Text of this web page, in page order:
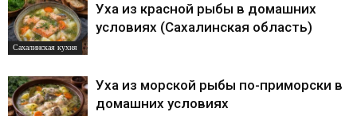
Сахалинская кухня
Уха из красной рыбы в домашних
условиях (Сахалинская область)
Уха из морской рыбы по-приморски в
домашних условиях